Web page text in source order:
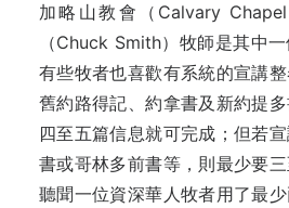
加略山教會（Calvary
（Chuck Smith）牧師是其中
有些牧者也喜歡有系統的宣講
舊約路得記、約拿書及新約提
四至五篇信息就可完成；但若
書或哥林多前書等，則最少要三
聽聞一位資深華人牧者用了最